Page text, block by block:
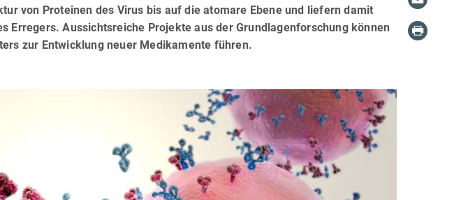
von Proteinen des Virus bis auf die atomare Ebene und liefern damit
Erregers. Aussichtsreiche Projekte aus der Grundlagenforschung können
zur Entwicklung neuer Medikamente führen.